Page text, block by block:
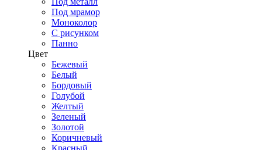
Под мрамор
Моноколор
С рисунком
Панно
Цвет
Бежевый
Белый
Бордовый
Голубой
Желтый
Зеленый
Золотой
Коричневый
Красный